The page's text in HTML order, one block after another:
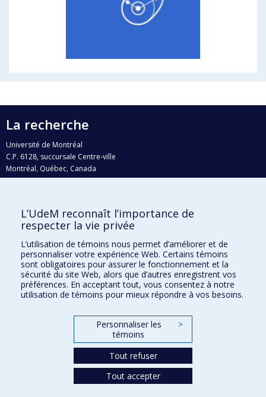
La recherche
Université de Montréal
C.P. 6128, succursale Centre-ville
Montréal, Québec, Canada
H3C 3J7
Qui fait quoi?
Nous trouver
Plan du site
Accessibilité
L’UdeM reconnaît l’importance de
respecter la vie privée
L’utilisation de témoins nous permet d’améliorer et de
personnaliser votre expérience Web. Certains témoins
sont obligatoires pour assurer le fonctionnement et la
sécurité du site Web, alors que d’autres enregistrent vos
préférences. En acceptant tout, vous consentez à notre
utilisation de témoins pour mieux répondre à vos besoins.
Personnaliser les
témoins
>
Tout refuser
Tout accepter